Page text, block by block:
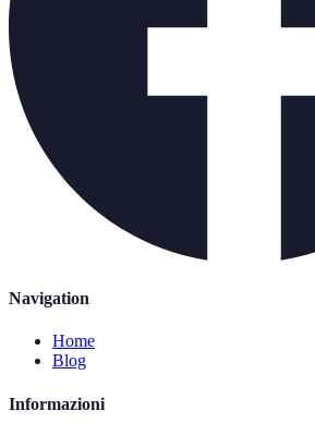
Navigation
Home
Blog
Informazioni